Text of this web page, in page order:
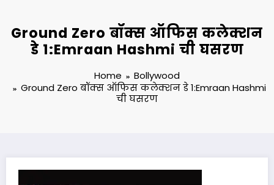
Ground Zero बॉक्स ऑफिस कलेक्शन
डे 1:Emraan Hashmi ची घसरण
Home
Bollywood
Ground Zero बॉक्स ऑफिस कलेक्शन डे 1:Emraan Hashmi
ची घसरण